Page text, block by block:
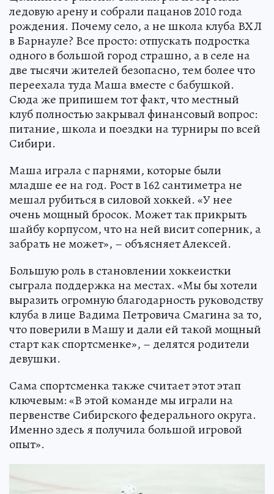
ледовую арену и собрали пацанов 2010 года
рождения. Почему село, а не школа клуба ВХЛ
в Барнауле? Все просто: отпускать подростка
одного в большой город страшно, а в селе на
две тысячи жителей безопасно, тем более что
переехала туда Маша вместе с бабушкой.
Сюда же припишем тот факт, что местный
клуб полностью закрывал финансовый вопрос:
питание, школа и поездки на турниры по всей
Сибири.
Маша играла с парнями, которые были
младше ее на год. Рост в 162 сантиметра не
мешал рубиться в силовой хоккей. «У нее
очень мощный бросок. Может так прикрыть
шайбу корпусом, что на ней висит соперник, а
забрать не может», – объясняет Алексей.
Большую роль в становлении хоккеистки
сыграла поддержка на местах. «Мы бы хотели
выразить огромную благодарность руководству
клуба в лице Вадима Петровича Смагина за то,
что поверили в Машу и дали ей такой мощный
старт как спортсменке», – делятся родители
девушки.
Сама спортсменка также считает этот этап
ключевым: «В этой команде мы играли на
первенстве Сибирского федерального округа.
Именно здесь я получила большой игровой
опыт».